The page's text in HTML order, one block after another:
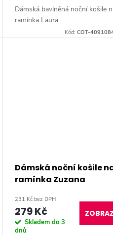
Dámská bavlněná noční košile
ramínka Laura.
Kód: COT-
Dámská noční košile
ramínka Zuzana
231 Kč bez DPH
279 Kč
Skladem do 3
dnů